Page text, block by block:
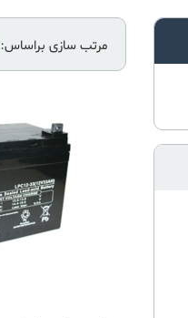
مرتب سازی براساس: